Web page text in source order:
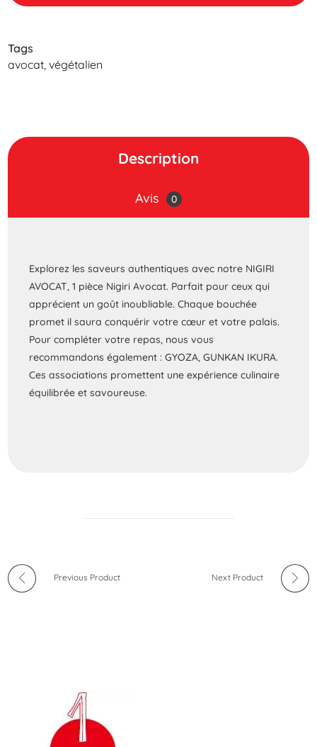
Tags
avocat,végétalien
Description
Avis 0
Explorez les saveurs authentiques avec notre NIGIRI
AVOCAT, 1 pièce Nigiri Avocat. Parfait pour ceux qui
apprécient un goût inoubliable. Chaque bouchée
promet il saura conquérir votre cœur et votre palais.
Pour compléter votre repas, nous vous
recommandons également : GYOZA, GUNKAN IKURA.
Ces associations promettent une expérience culinaire
équilibrée et savoureuse.
Previous Product Next Product